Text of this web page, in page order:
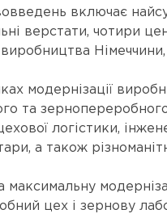
включає
верстати, чотири
Німеччини,
модернізації
та
логістики,
а також
максимальну
цех і зернову